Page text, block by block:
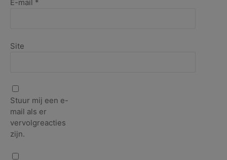
E-mail *
Site
Stuur mij een e-
mail als er
vervolgreacties
zijn.